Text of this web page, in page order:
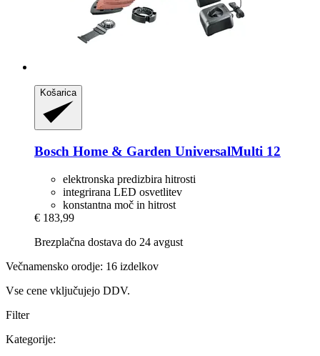
Košarica
Bosch Home & Garden UniversalMulti 12
elektronska predizbira hitrosti
integrirana LED osvetlitev
konstantna moč in hitrost
€ 183,99
Brezplačna dostava do 24 avgust
Večnamensko orodje: 16 izdelkov
Vse cene vključujejo DDV.
Filter
Kategorije: